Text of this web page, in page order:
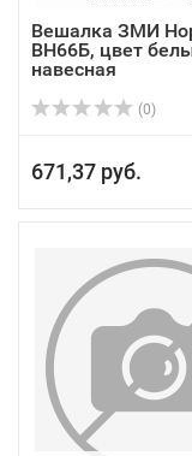
Вешалка ЗМИ
ВН66Б, цвет
навесная
(0)
671,37 руб.